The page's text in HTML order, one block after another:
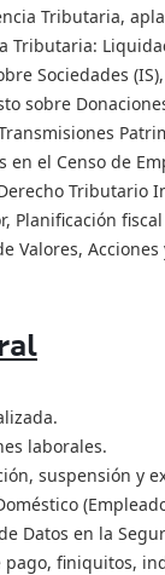
Tributaria,
Tributaria:
Sociedades
sobre
en el Censo de
Tributario
Planificación
Valores,
laborales.
suspensión y
Datos en la
pago, finiquitos,